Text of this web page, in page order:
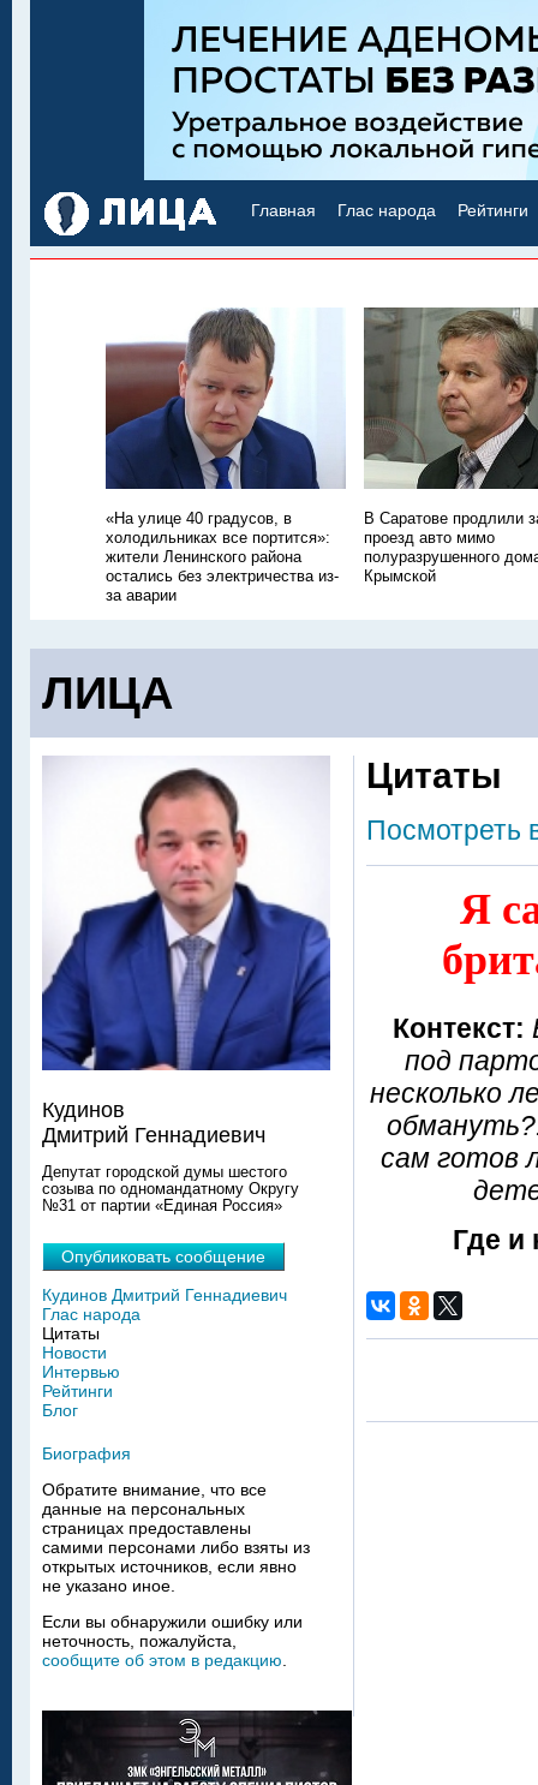
Главная Глас народа Рейтинги
«На улице 40 градусов, в
холодильниках все портится»:
жители Ленинского района
остались без электричества из-
за аварии
В Саратове продлили
проезд авто мимо
полуразрушенного
Крымской
ЛИЦА
Цитаты
Посмотреть
Я
Контекст:
под
несколько
сам готов
Где и
Кудинов
Дмитрий Геннадиевич
Депутат городской думы шестого
созыва по одномандатному Округу
№31 от партии «Единая Россия»
Опубликовать сообщение
Кудинов Дмитрий Геннадиевич
Глас народа
Цитаты
Новости
Интервью
Рейтинги
Блог
Биография
Обратите внимание, что все
данные на персональных
страницах предоставлены
самими персонами либо взяты из
открытых источников, если явно
не указано иное.
Если вы обнаружили ошибку или
неточность, пожалуйста,
сообщите об этом в редакцию